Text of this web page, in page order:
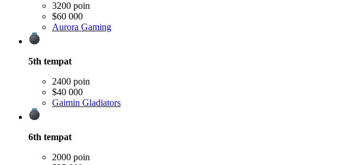
3200 poin
$60 000
Aurora Gaming
5th tempat
2400 poin
$40 000
Gaimin Gladiators
6th tempat
2000 poin